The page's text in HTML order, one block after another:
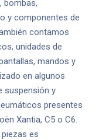
bombas,
y componentes de
contamos
unidades de
mandos y
en algunos
suspensión y
presentes
Xantia, C5 o C6.
es